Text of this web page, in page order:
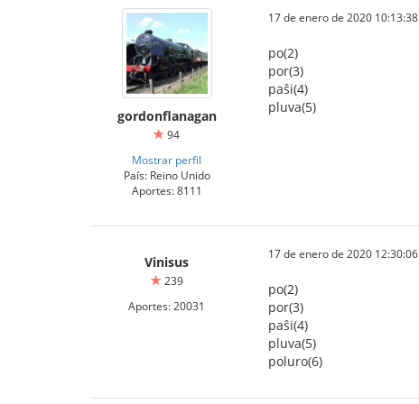
gordonflanagan
94
Mostrar perfil
País: Reino Unido
Aportes: 8111
17 de enero de 2020 10:13:38
po(2)
por(3)
paŝi(4)
pluva(5)
Vinisus
239
Aportes: 20031
17 de enero de 2020 12:30:06
po(2)
por(3)
paŝi(4)
pluva(5)
poluro(6)